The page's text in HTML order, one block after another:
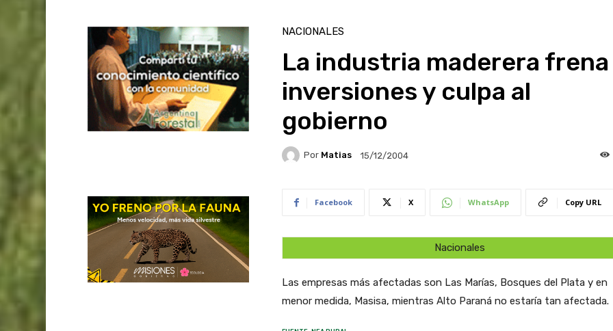
NACIONALES
La industria maderera frena
inversiones y culpa al
gobierno
Por Matias 15/12/2004
Facebook X WhatsApp Copy URL
Nacionales
Las empresas más afectadas son Las Marías, Bosques del Plata y en
menor medida, Masisa, mientras Alto Paraná no estaría tan afectada.